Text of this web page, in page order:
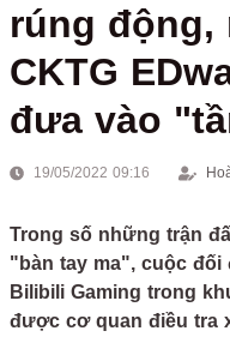
rúng động,
CKTG
đưa vào
19/05/2022 09:16
Trong số những trận
"bàn tay ma", cuộc đối
Bilibili Gaming trong
được cơ quan điều tra